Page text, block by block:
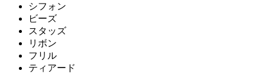
シフォン
ビーズ
スタッズ
リボン
フリル
ティアード